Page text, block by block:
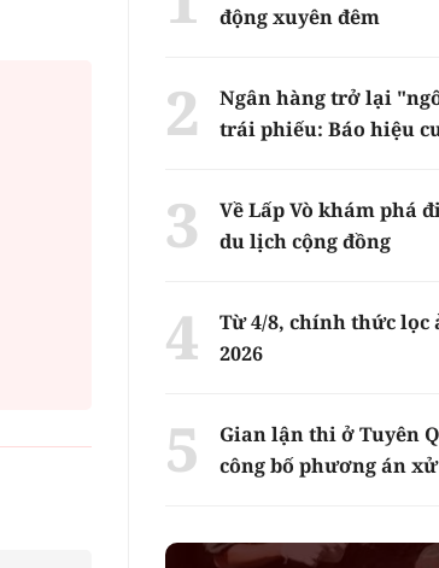
động xuyên đêm
Ngân hàng trở lại
trái phiếu: Báo hiệu
Về Lấp Vò khám phá
du lịch cộng đồng
Từ 4/8, chính thức lọc
2026
Gian lận thi ở Tuyên
công bố phương án